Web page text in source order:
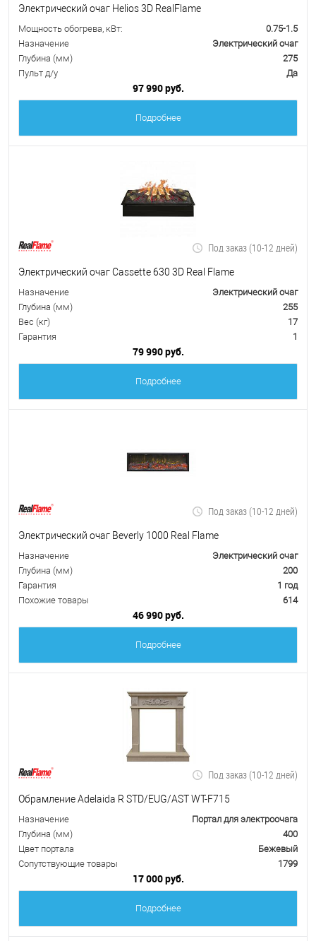
Электрический очаг Helios 3D RealFlame
Мощность обогрева, кВт:
0.75-1.5
Назначение
Электрический очаг
Глубина (мм)
275
Пульт д/у
Да
97 990 руб.
Подробнее
Под заказ (10-12 дней)
Электрический очаг Cassette 630 3D Real Flame
Назначение
Электрический очаг
Глубина (мм)
255
Вес (кг)
17
Гарантия
1
79 990 руб.
Подробнее
Под заказ (10-12 дней)
Электрический очаг Beverly 1000 Real Flame
Назначение
Электрический очаг
Глубина (мм)
200
Гарантия
1 год
Похожие товары
614
46 990 руб.
Подробнее
Под заказ (10-12 дней)
Обрамление Adelaida R STD/EUG/AST WT-F715
Назначение
Портал для электроочага
Глубина (мм)
400
Цвет портала
Бежевый
Сопутствующие товары
1799
17 000 руб.
Подробнее